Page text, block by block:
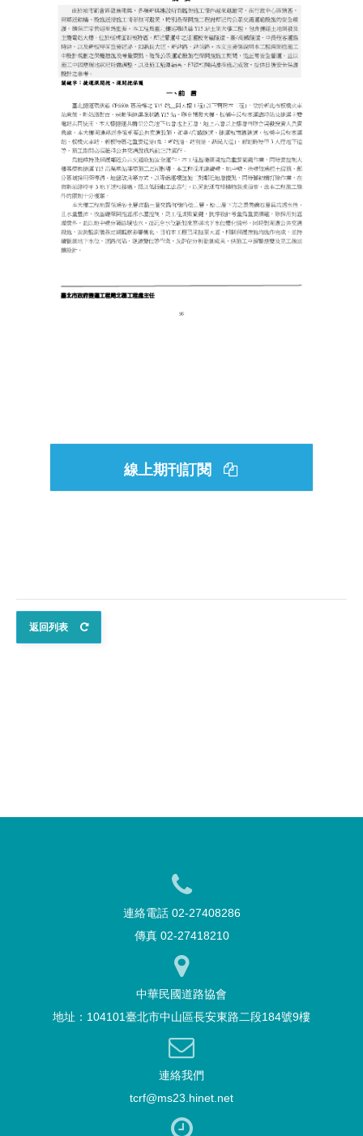
線上期刊訂閱
返回列表
連絡電話 02-27408286
傳真 02-27418210
中華民國道路協會
地址：104101臺北市中山區長安東路二段184號9樓
連絡我們
tcrf@ms23.hinet.net